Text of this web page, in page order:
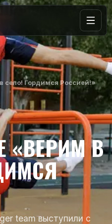
село! Гордимся Россией!»
«ВЕРИМ В
team выступили с